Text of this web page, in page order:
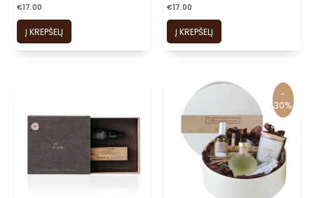
€17.00
Į KREPŠELĮ
€17.00
Į KREPŠELĮ
-
30%
-
30%